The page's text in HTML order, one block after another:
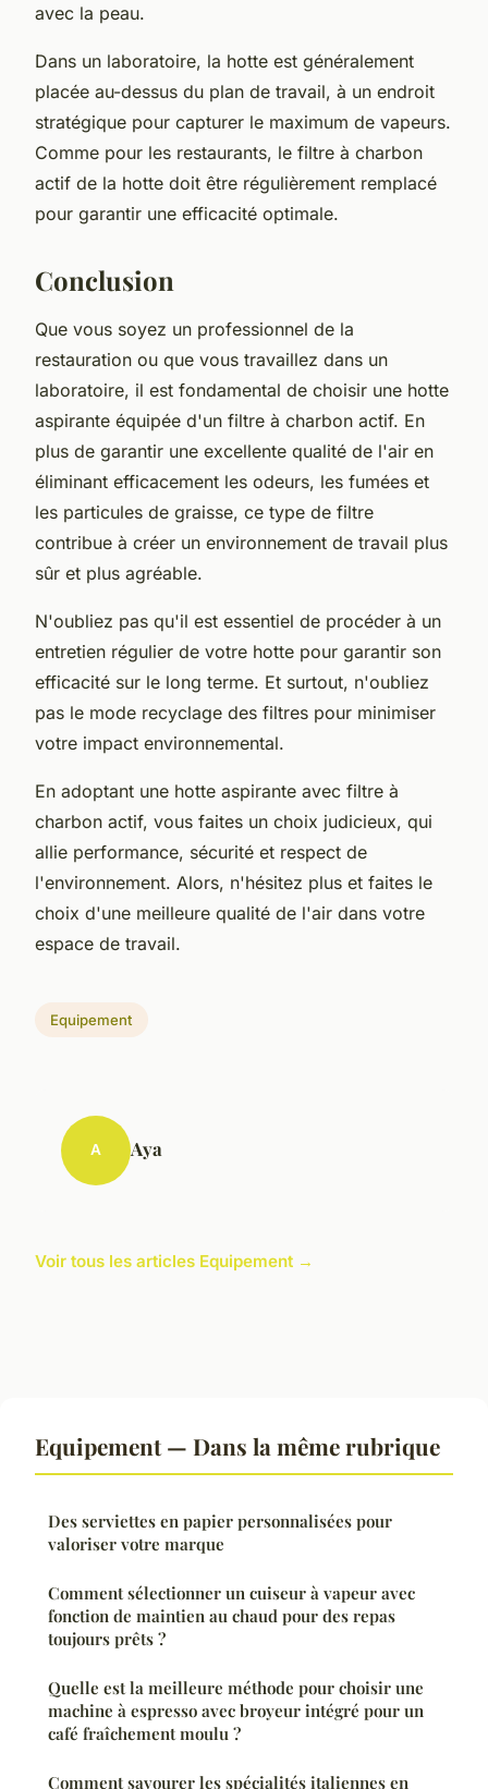
avec la peau.
Dans un laboratoire, la hotte est généralement
placée au-dessus du plan de travail, à un endroit
stratégique pour capturer le maximum de vapeurs.
Comme pour les restaurants, le filtre à charbon
actif de la hotte doit être régulièrement remplacé
pour garantir une efficacité optimale.
Conclusion
Que vous soyez un professionnel de la
restauration ou que vous travaillez dans un
laboratoire, il est fondamental de choisir une hotte
aspirante équipée d'un filtre à charbon actif. En
plus de garantir une excellente qualité de l'air en
éliminant efficacement les odeurs, les fumées et
les particules de graisse, ce type de filtre
contribue à créer un environnement de travail plus
sûr et plus agréable.
N'oubliez pas qu'il est essentiel de procéder à un
entretien régulier de votre hotte pour garantir son
efficacité sur le long terme. Et surtout, n'oubliez
pas le mode recyclage des filtres pour minimiser
votre impact environnemental.
En adoptant une hotte aspirante avec filtre à
charbon actif, vous faites un choix judicieux, qui
allie performance, sécurité et respect de
l'environnement. Alors, n'hésitez plus et faites le
choix d'une meilleure qualité de l'air dans votre
espace de travail.
Equipement
A Aya
Voir tous les articles Equipement →
Equipement — Dans la même rubrique
Des serviettes en papier personnalisées pour
valoriser votre marque
Comment sélectionner un cuiseur à vapeur avec
fonction de maintien au chaud pour des repas
toujours prêts ?
Quelle est la meilleure méthode pour choisir une
machine à espresso avec broyeur intégré pour un
café fraîchement moulu ?
Comment savourer les spécialités italiennes en